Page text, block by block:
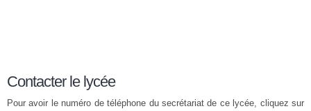
Contacter le lycée
Pour avoir le numéro de téléphone du secrétariat de ce lycée, cliquez sur